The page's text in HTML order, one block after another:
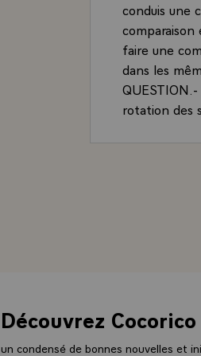
conduis une
faire une
dans les
rotation des
- LE
y a des
a fait beau
sont bien
il est
Découvrez Cocorico
un condensé de bonnes nouvelles et